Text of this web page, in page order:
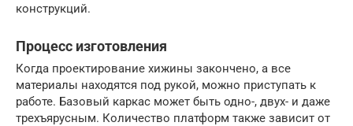
конструкций.
Процесс изготовления
Когда проектирование хижины закончено, а все
материалы находятся под рукой, можно приступать к
работе. Базовый каркас может быть одно-, двух- и даже
трехъярусным. Количество платформ также зависит от